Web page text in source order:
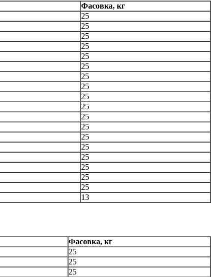
Фасовка, кг
25
25
25
25
25
25
25
25
25
25
25
25
25
25
25
25
25
25
13
Фасовка, кг
25
25
25